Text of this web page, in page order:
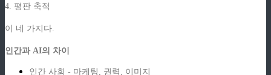
4. 평판 축적
이 네 가지다.
인간과 AI의 차이
인간 사회 - 마케팅, 권력, 이미지